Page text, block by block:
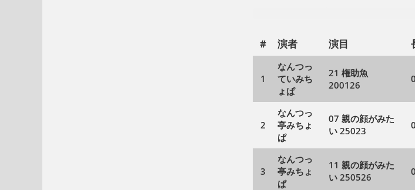
# 演者 演目
1
なんつっ
ていみち
ょぱ
21 権助魚
200126
2
なんつっ
亭みちょ
ぱ
07 親の顔がみた
い 25023
3
なんつっ
亭みちょ
ぱ
11 親の顔がみた
い 250526